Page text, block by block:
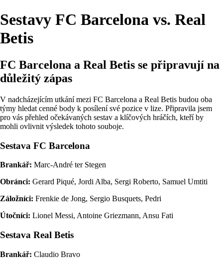
Sestavy FC Barcelona vs. Real
Betis
FC Barcelona a Real Betis se připravují na
důležitý zápas
V nadcházejícím utkání mezi FC Barcelona a Real Betis budou oba
týmy hledat cenné body k posílení své pozice v lize. Připravila jsem
pro vás přehled očekávaných sestav a klíčových hráčích, kteří by
mohli ovlivnit výsledek tohoto souboje.
Sestava FC Barcelona
Brankář: Marc-André ter Stegen
Obránci: Gerard Piqué, Jordi Alba, Sergi Roberto, Samuel Umtiti
Záložníci: Frenkie de Jong, Sergio Busquets, Pedri
Útočníci: Lionel Messi, Antoine Griezmann, Ansu Fati
Sestava Real Betis
Brankář: Claudio Bravo